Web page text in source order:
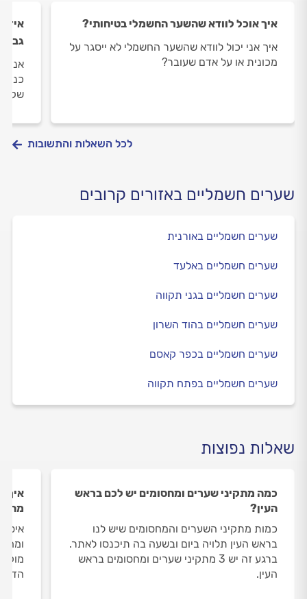
איך אוכל לוודא שהשער החשמלי בטיחותי?
איך אני יכול לוודא שהשער החשמלי לא ייסגר על
מכונית או על אדם שעובר?
אני
לכל השאלות והתשובות
שערים חשמליים באזורים קרובים
שערים חשמליים באורנית
שערים חשמליים באלעד
שערים חשמליים בגני תקווה
שערים חשמליים בהוד השרון
שערים חשמליים בכפר קאסם
שערים חשמליים בפתח תקווה
שאלות נפוצות
כמה מתקיני שערים ומחסומים יש לכם בראש
העין?
כמות מתקיני השערים והמחסומים שיש לנו
בראש העין תלויה ביום ובשעה בה תיכנסו לאתר.
ברגע זה יש 3 מתקיני שערים ומחסומים בראש
העין.
איך